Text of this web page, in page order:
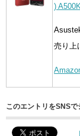
)
売り上
このエントリをSNSで